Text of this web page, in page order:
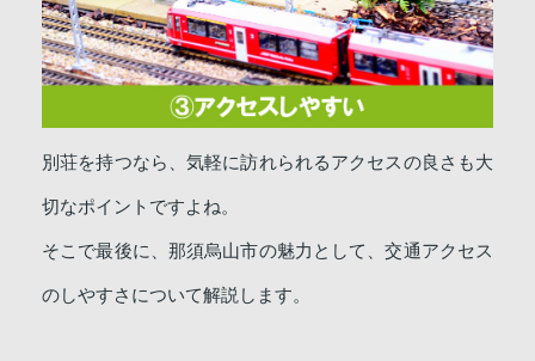
別荘を持つなら、気軽に訪れられるアクセスの良さも大
切なポイントですよね。
そこで最後に、那須烏山市の魅力として、交通アクセス
のしやすさについて解説します。